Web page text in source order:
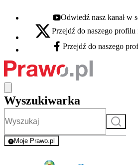
Youtube - otwiera się w nowej
Odwiedź nasz kanał w
X - otwiera się w nowej karcie
Przejdź do naszego
Facebook - otwiera się w nowej
Przejdź do naszego
Wyszukiwarka
Szukaj
Moje Prawo.pl
- rejestracja i logowanie do serwisu